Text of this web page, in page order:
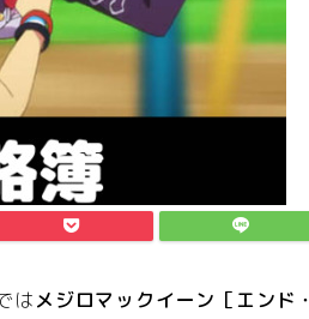
はメジロマックイーン［エンド・